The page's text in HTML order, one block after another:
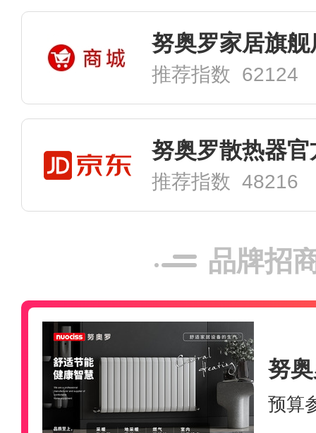
努奥罗家居旗舰
推荐指数 62124
努奥罗散热器
推荐指数 48216
品牌招
努
预算